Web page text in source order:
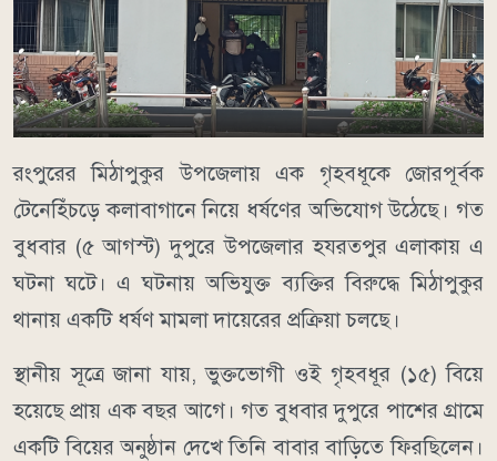
রংপুরের মিঠাপুকুর উপজেলায় এক গৃহবধূকে জোরপূর্বক
টেনেহিঁচড়ে কলাবাগানে নিয়ে ধর্ষণের অভিযোগ উঠেছে। গত
বুধবার (৫ আগস্ট) দুপুরে উপজেলার হযরতপুর এলাকায় এ
ঘটনা ঘটে। এ ঘটনায় অভিযুক্ত ব্যক্তির বিরুদ্ধে মিঠাপুকুর
থানায় একটি ধর্ষণ মামলা দায়েরের প্রক্রিয়া চলছে।
স্থানীয় সূত্রে জানা যায়, ভুক্তভোগী ওই গৃহবধূর (১৫) বিয়ে
হয়েছে প্রায় এক বছর আগে। গত বুধবার দুপুরে পাশের গ্রামে
একটি বিয়ের অনুষ্ঠান দেখে তিনি বাবার বাড়িতে ফিরছিলেন।